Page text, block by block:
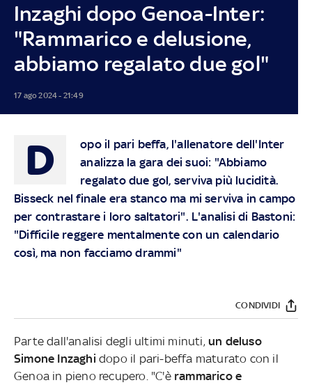
Inzaghi dopo Genoa-Inter:
"Rammarico e delusione,
abbiamo regalato due gol"
17 ago 2024 - 21:49
D
opo il pari beffa, l'allenatore dell'Inter
analizza la gara dei suoi: "Abbiamo
regalato due gol, serviva più lucidità.
Bisseck nel finale era stanco ma mi serviva in campo
per contrastare i loro saltatori". L'analisi di Bastoni:
"Difficile reggere mentalmente con un calendario
così, ma non facciamo drammi"
CONDIVIDI
Parte dall'analisi degli ultimi minuti, un deluso
Simone Inzaghi dopo il pari-beffa maturato con il
Genoa in pieno recupero. "C'è rammarico e